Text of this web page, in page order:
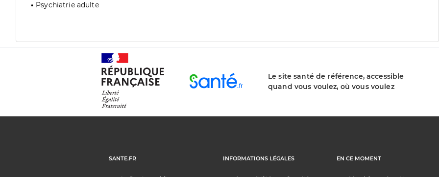
Psychiatrie adulte
Le site santé de référence, accessible
quand vous voulez, où vous voulez
SANTE.FR INFORMATIONS LÉGALES EN CE MOMENT